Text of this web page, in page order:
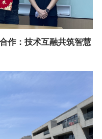
作：技术互融共筑智慧